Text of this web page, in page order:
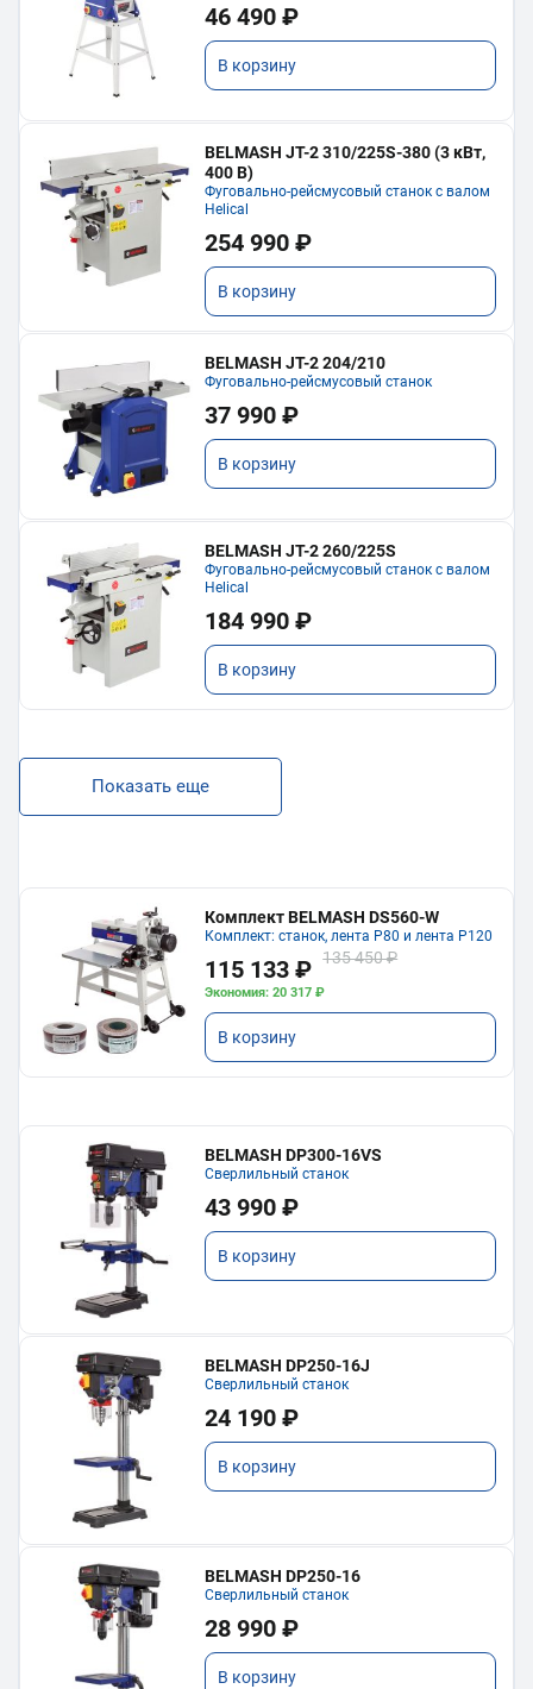
46 490 ₽
В корзину
BELMASH JT-2 310/225S-380 (3 кВт,
400 В)
Фуговально-рейсмусовый станок с валом
Helical
254 990 ₽
В корзину
BELMASH JT-2 204/210
Фуговально-рейсмусовый станок
37 990 ₽
В корзину
BELMASH JT-2 260/225S
Фуговально-рейсмусовый станок с валом
Helical
184 990 ₽
В корзину
Показать еще
Комплект BELMASH DS560-W
Комплект: станок, лента P80 и лента P120
115 133 ₽ 135 450 ₽
Экономия: 20 317 ₽
В корзину
BELMASH DP300-16VS
Сверлильный станок
43 990 ₽
В корзину
BELMASH DP250-16J
Сверлильный станок
24 190 ₽
В корзину
BELMASH DP250-16
Сверлильный станок
28 990 ₽
В корзину